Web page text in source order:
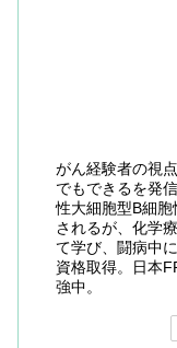
がん経験者の視
でもできるを発
性大細胞型B細
されるが、化学
て学び、闘病中
資格取得。日本
強中。